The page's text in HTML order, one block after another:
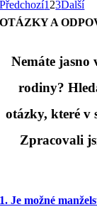
Předchozí1 23Další
OTÁZKY A
Nemáte jasno
rodiny?
otázky, které v
Zpracovali
1. Je možné